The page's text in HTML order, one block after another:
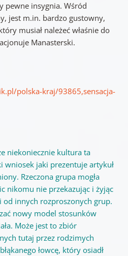
pewne insygnia. Wśród
jest m.in. bardzo gustowny,
musiał należeć właśnie do
Manasterski.
polska-kraj/93865,sensacja-
niekoniecznie kultura ta
wniosek jaki prezentuje artykuł
Rzeczona grupa mogła
nikomu nie przekazując i żyjąc
od innych rozproszonych grup.
nowy model stosunków
Może jest to zbiór
tutaj przez rodzimych
łowcę, który osiadł